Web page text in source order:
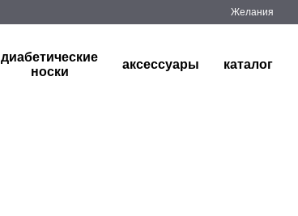
Желания
диабетические
носки
аксессуары каталог